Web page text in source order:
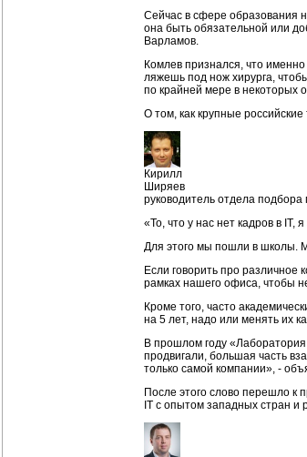
Сейчас в сфере образования
она быть обязательной или
Варламов.
Комлев признался, что
ляжешь под нож хирурга,
по крайней мере в некоторых
О том, как крупные
Кирилл
Ширяев
руководитель отдела
«То, что у нас нет кадров в
Для этого мы пошли в школы.
Если говорить про различное
рамках нашего офиса, чтобы
Кроме того, часто
на 5 лет, надо или менять их
В прошлом году
продвигали, большая часть
только самой компании», -
После этого слово перешло к
IT с опытом западных стран и